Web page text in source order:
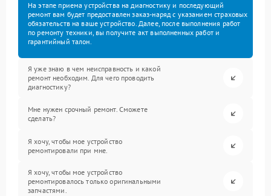
На этапе приема устройства на диагностику и последующий
ремонт вам будет предоставлен заказ-наряд с указанием страховых
обязательств на ваше устройство. Далее, после выполнения работ
по ремонту техники, вы получите акт выполненных работ и
гарантийный талон.
Я уже знаю в чем неисправность и какой
ремонт необходим. Для чего проводить
диагностику?
Мне нужен срочный ремонт. Сможете
сделать?
Я хочу, чтобы мое устройство
ремонтировали при мне.
Я хочу, чтобы мое устройство
ремонтировалось только оригинальными
запчастями.